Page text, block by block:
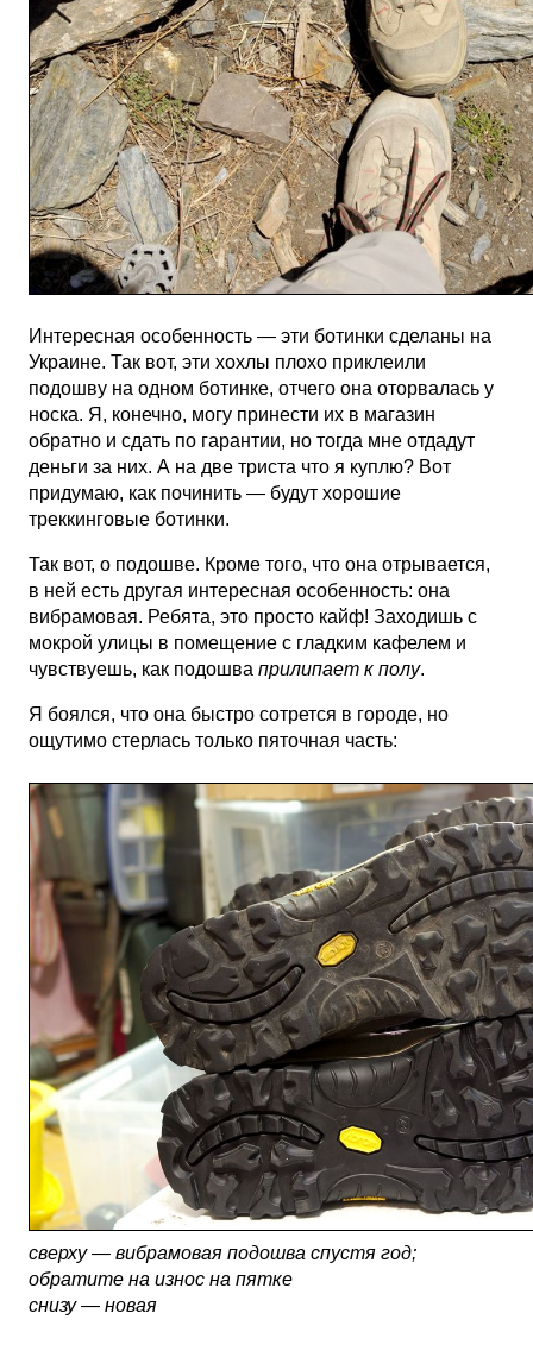
Интересная особенность — эти ботинки сделаны на
Украине. Так вот, эти хохлы плохо приклеили
подошву на одном ботинке, отчего она оторвалась у
носка. Я, конечно, могу принести их в магазин
обратно и сдать по гарантии, но тогда мне отдадут
деньги за них. А на две триста что я куплю? Вот
придумаю, как починить — будут хорошие
треккинговые ботинки.
Так вот, о подошве. Кроме того, что она отрывается,
в ней есть другая интересная особенность: она
вибрамовая. Ребята, это просто кайф! Заходишь с
мокрой улицы в помещение с гладким кафелем и
чувствуешь, как подошва прилипает к полу.
Я боялся, что она быстро сотрется в городе, но
ощутимо стерлась только пяточная часть:
сверху — вибрамовая подошва спустя год;
обратите на износ на пятке
снизу — новая